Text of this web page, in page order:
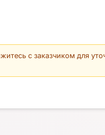
с заказчиком для